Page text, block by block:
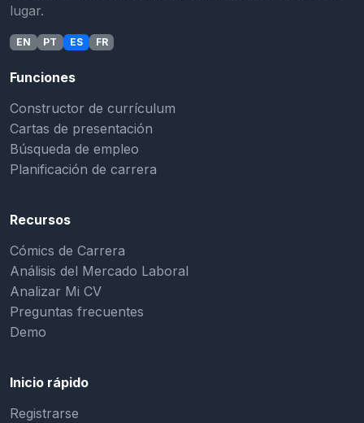
lugar.
EN PT ES FR
Funciones
Constructor de currículum
Cartas de presentación
Búsqueda de empleo
Planificación de carrera
Recursos
Cómics de Carrera
Análisis del Mercado Laboral
Analizar Mi CV
Preguntas frecuentes
Demo
Inicio rápido
Registrarse